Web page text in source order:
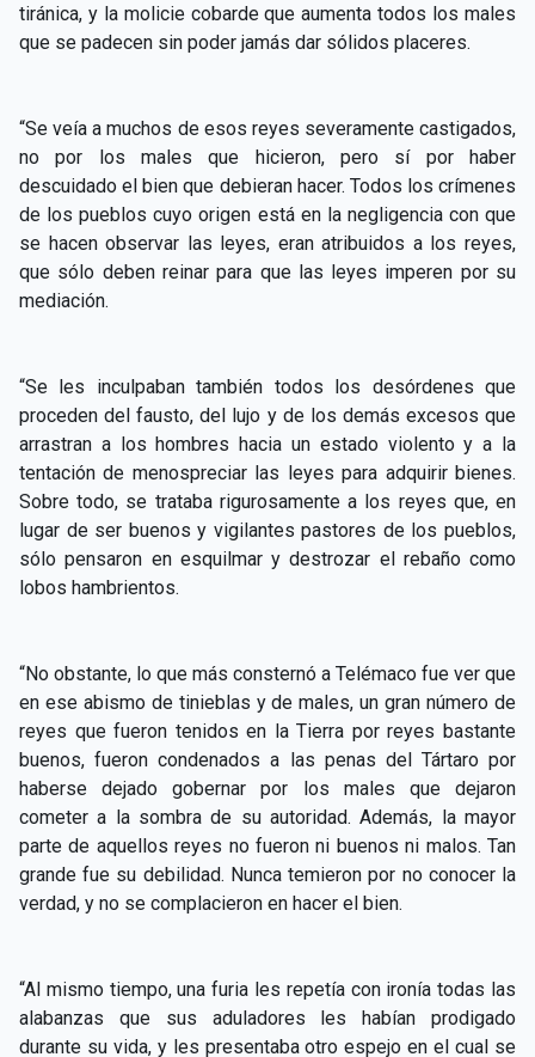
tiránica, y la molicie cobarde que aumenta todos los males
que se padecen sin poder jamás dar sólidos placeres.
“Se veía a muchos de esos reyes severamente castigados,
no por los males que hicieron, pero sí por haber
descuidado el bien que debieran hacer. Todos los crímenes
de los pueblos cuyo origen está en la negligencia con que
se hacen observar las leyes, eran atribuidos a los reyes,
que sólo deben reinar para que las leyes imperen por su
mediación.
“Se les inculpaban también todos los desórdenes que
proceden del fausto, del lujo y de los demás excesos que
arrastran a los hombres hacia un estado violento y a la
tentación de menospreciar las leyes para adquirir bienes.
Sobre todo, se trataba rigurosamente a los reyes que, en
lugar de ser buenos y vigilantes pastores de los pueblos,
sólo pensaron en esquilmar y destrozar el rebaño como
lobos hambrientos.
“No obstante, lo que más consternó a Telémaco fue ver que
en ese abismo de tinieblas y de males, un gran número de
reyes que fueron tenidos en la Tierra por reyes bastante
buenos, fueron condenados a las penas del Tártaro por
haberse dejado gobernar por los males que dejaron
cometer a la sombra de su autoridad. Además, la mayor
parte de aquellos reyes no fueron ni buenos ni malos. Tan
grande fue su debilidad. Nunca temieron por no conocer la
verdad, y no se complacieron en hacer el bien.
“Al mismo tiempo, una furia les repetía con ironía todas las
alabanzas que sus aduladores les habían prodigado
durante su vida, y les presentaba otro espejo en el cual se